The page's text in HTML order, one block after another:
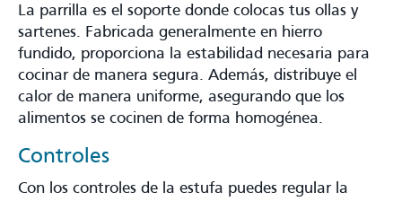
La parrilla es el soporte donde colocas tus ollas y
sartenes. Fabricada generalmente en hierro
fundido, proporciona la estabilidad necesaria para
cocinar de manera segura. Además, distribuye el
calor de manera uniforme, asegurando que los
alimentos se cocinen de forma homogénea.
Controles
Con los controles de la estufa puedes regular la